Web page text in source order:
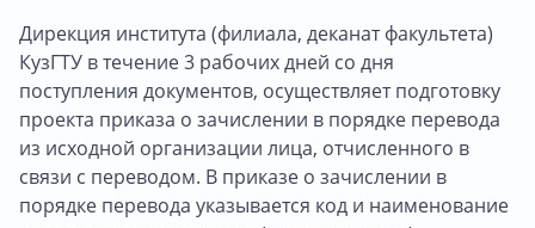
Дирекция института (филиала, деканат факультета)
КузГТУ в течение 3 рабочих дней со дня
поступления документов, осуществляет подготовку
проекта приказа о зачислении в порядке перевода
из исходной организации лица, отчисленного в
связи с переводом. В приказе о зачислении в
порядке перевода указывается код и наименование